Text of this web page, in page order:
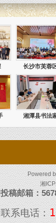
长沙市芙蓉
湘潭县书法
Powered
湘
稿邮箱：
系电话：